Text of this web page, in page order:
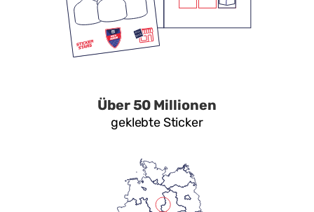
Über 50 Millionen
geklebte Sticker